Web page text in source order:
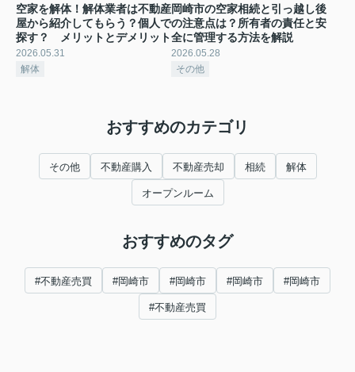
空家を解体！解体業者は不動産
屋から紹介してもらう？個人で
探す？ メリットとデメリット
2026.05.31
解体
岡崎市の空家相続と引っ越し後
の注意点は？所有者の責任と安
全に管理する方法を解説
2026.05.28
その他
おすすめのカテゴリ
その他 不動産購入 不動産売却 相続 解体
オープンルーム
おすすめのタグ
#不動産売買 #岡崎市 #岡崎市 #岡崎市 #岡崎市
#不動産売買